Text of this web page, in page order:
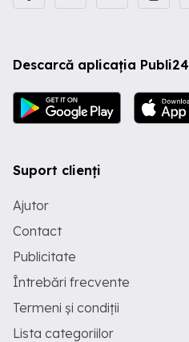
Descarcă aplicația Publi24
Suport clienți
Ajutor
Contact
Publicitate
Întrebări frecvente
Termeni și condiții
Lista categoriilor